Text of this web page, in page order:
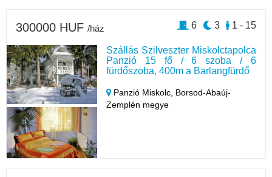
Szállás Szilveszter Miskolctapolca
Panzió 15 fő / 6 szoba / 6
fürdőszoba, 400m a Barlangfürdő
Panzió Miskolc, Borsod-Abaúj-
Zemplén megye
300000 HUF /ház 1 - 15
3
6